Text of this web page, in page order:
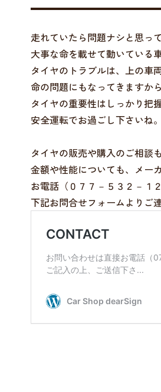
走れていたら問題ナシと思っ
大事な命を載せて動いている
タイヤのトラブルは、上の車
命の問題にもなってきますから
タイヤの重要性はしっかり把
安全運転でお過ごし下さいね。
タイヤの販売や購入のご相談
金額や性能についても、メー
お電話（０７７－５３２－
下記お問合せフォームよりご